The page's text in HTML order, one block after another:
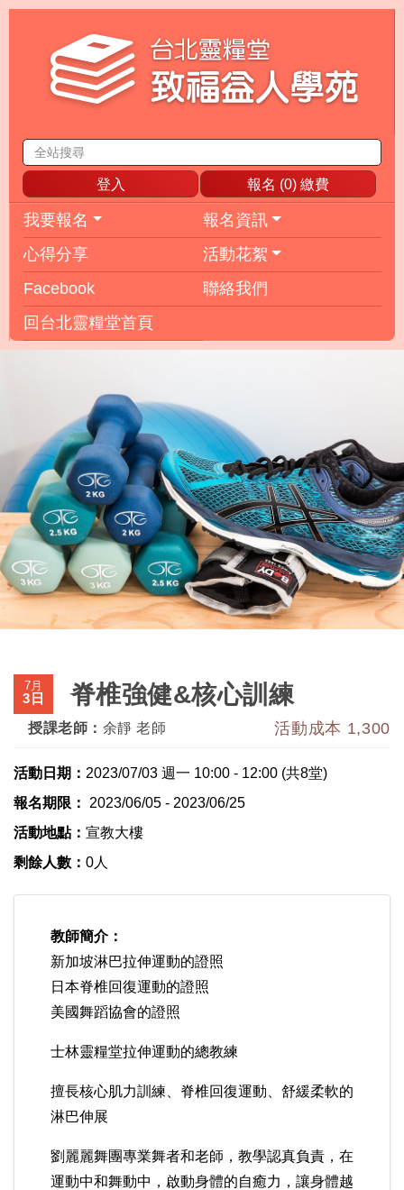
登入 報名 (0) 繳費
我要報名
報名資訊
心得分享
活動花絮
Facebook
聯絡我們
回台北靈糧堂首頁
7月
3日 脊椎強健&核心訓練
授課老師： 余靜 老師 活動成本 1,300
活動日期： 2023/07/03 週一 10:00 - 12:00 (共8堂)
報名期限：
2023/06/05 - 2023/06/25
活動地點： 宣教大樓
剩餘人數： 0人
教師簡介：
新加坡淋巴拉伸運動的證照
日本脊椎回復運動的證照
美國舞蹈協會的證照
士林靈糧堂拉伸運動的總教練
擅長核心肌力訓練、脊椎回復運動、舒緩柔軟的
淋巴伸展
劉麗麗舞團專業舞者和老師，教學認真負責，在
運動中和舞動中，啟動身體的自癒力，讓身體越